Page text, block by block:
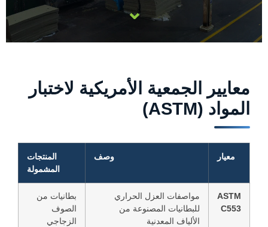
⌄
معايير الجمعية الأمريكية لاختبار
المواد (ASTM)
معيار وصف
المنتجات
المشمولة
ASTM
C553
مواصفات العزل الحراري
للبطانيات المصنوعة من
الألياف المعدنية
بطانيات من
الصوف
الزجاجي